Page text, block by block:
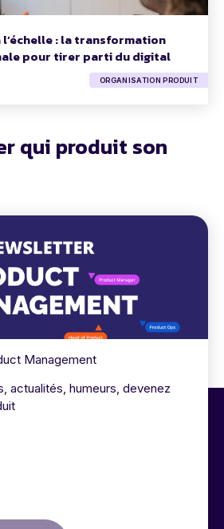
: la transformation
pour tirer parti du digital
ORGANISATION PRODUIT
qui produit son
Management
actualités, humeurs, devenez